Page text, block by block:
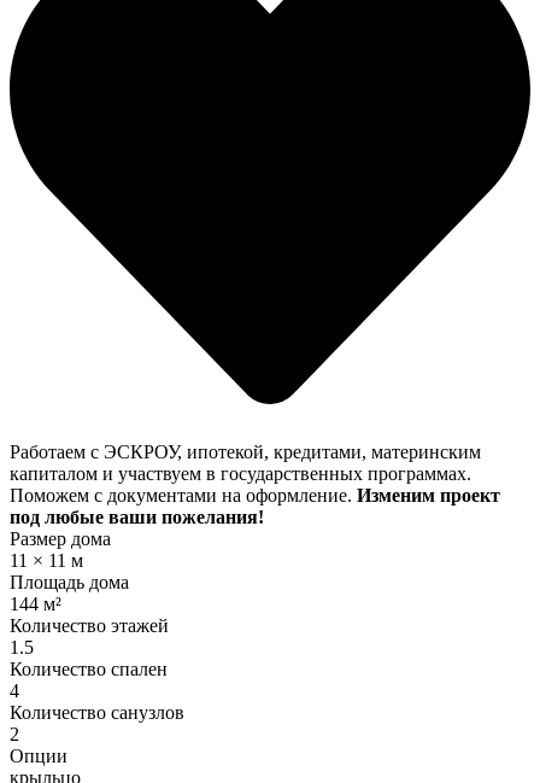
Работаем с ЭСКРОУ, ипотекой, кредитами, материнским
капиталом и участвуем в государственных программах.
Поможем с документами на оформление. Изменим проект
под любые ваши пожелания!
Размер дома
11 × 11 м
Площадь дома
144 м²
Количество этажей
1.5
Количество спален
4
Количество санузлов
2
Опции
крыльцо